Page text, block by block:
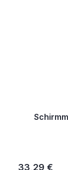
33,29 €